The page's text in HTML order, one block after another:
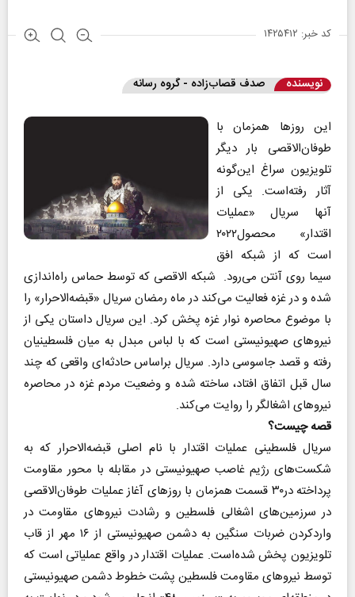
کد خبر: ۱۴۲۵۴۱۲
نویسنده صدف قصاب‌زاده - گروه رسانه
این روزها همزمان با
طوفان‌الاقصی بار دیگر
تلویزیون سراغ این‌گونه
آثار رفته‌است. یکی از
آنها سریال «عملیات
اقتدار» محصول۲۰۲۲
است که از شبکه افق
سیما روی آنتن می‌رود. شبکه الاقصی که توسط حماس راه‌اندازی
شده و در غزه فعالیت می‌کند در ماه رمضان سریال «قبضه‌الاحرار» را
با موضوع محاصره نوار غزه پخش کرد. این سریال داستان یکی از
نیروهای صهیونیستی است که با لباس مبدل به میان فلسطینیان
رفته و قصد جاسوسی دارد. سریال براساس حادثه‌ای واقعی که چند
سال قبل اتفاق افتاد، ساخته شده و وضعیت مردم غزه در محاصره
نیروهای اشغالگر را روایت می‌کند.
قصه چیست؟
سریال فلسطینی عملیات اقتدار با نام اصلی قبضه‌الاحرار که به
شکست‌های رژیم غاصب صهیونیستی در مقابله با محور مقاومت
پرداخته در۳۰ قسمت همزمان با روزهای آغاز عملیات طوفان‌الاقصی
در سرزمین‌های اشغالی فلسطین و رشادت نیروهای مقاومت در
واردکردن ضربات سنگین به دشمن صهیونیستی از ۱۶ مهر از قاب
تلویزیون پخش شده‌است. عملیات اقتدار در واقع عملیاتی است که
توسط نیروهای مقاومت فلسطین پشت خطوط دشمن صهیونیستی